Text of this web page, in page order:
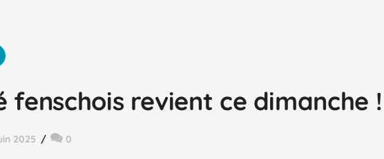
fenschois revient ce dimanche !
2025 0